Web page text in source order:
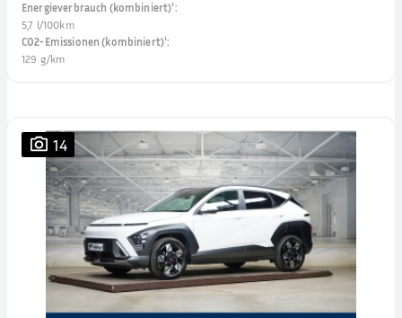
Energieverbrauch (kombiniert)¹:
5,7 l/100km
CO2-Emissionen (kombiniert)¹:
129 g/km
14